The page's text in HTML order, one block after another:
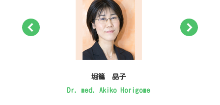
堀籠 晶子
Dr. med. Akiko Horigome